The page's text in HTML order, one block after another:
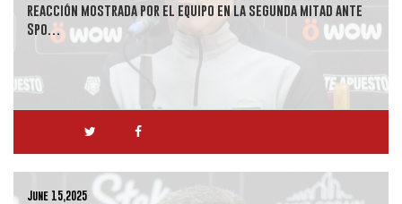
reacción mostrada por el equipo en la segunda mitad ante
Spo…
June 15,2025